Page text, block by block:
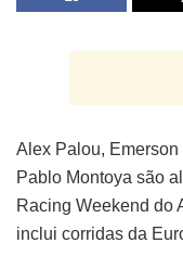
Alex Palou,
Pablo Montoya são
Racing Weekend do
inclui corridas da